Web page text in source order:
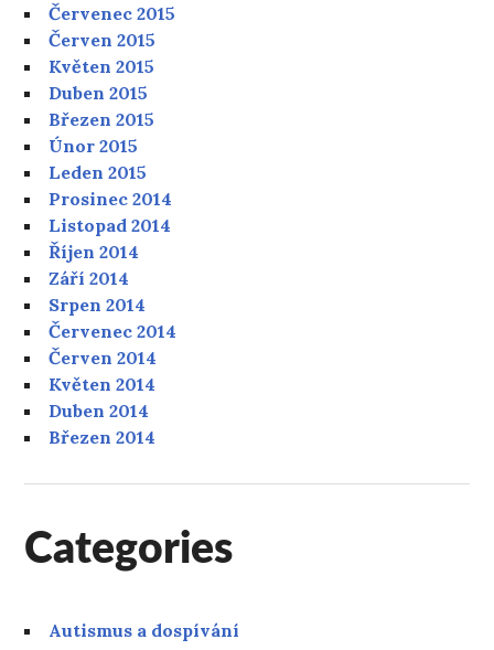
Červenec 2015
Červen 2015
Květen 2015
Duben 2015
Březen 2015
Únor 2015
Leden 2015
Prosinec 2014
Listopad 2014
Říjen 2014
Září 2014
Srpen 2014
Červenec 2014
Červen 2014
Květen 2014
Duben 2014
Březen 2014
Categories
Autismus a dospívání